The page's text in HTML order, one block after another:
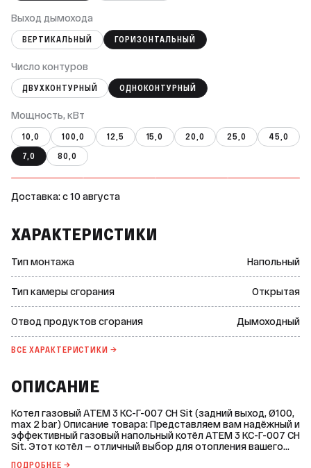
Выход дымохода
ВЕРТИКАЛЬНЫЙ ГОРИЗОНТАЛЬНЫЙ
Число контуров
ДВУХКОНТУРНЫЙ ОДНОКОНТУРНЫЙ
Мощность, кВт
10,0 100,0 12,5 15,0 20,0 25,0
45,0
7,0
80,0
Доставка: c 10 августа
ХАРАКТЕРИСТИКИ
Тип монтажа Напольный
Тип камеры сгорания Открытая
Отвод продуктов сгорания Дымоходный
ВСЕ ХАРАКТЕРИСТИКИ →
ОПИСАНИЕ
Котел газовый АТЕМ 3 КС-Г-007 СН Sit (задний выход, Ø100,
max 2 bar) Описание товара: Представляем вам надёжный и
эффективный газовый напольный котёл АТЕМ 3 КС-Г-007 СН
Sit. Этот котёл — отличный выбор для отопления вашего
ПОДРОБНЕЕ →